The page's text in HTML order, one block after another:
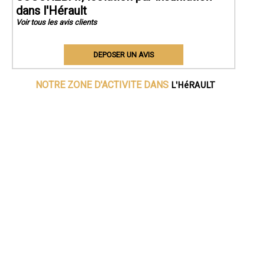
dans l'Hérault
Voir tous les avis clients
DEPOSER UN AVIS
NOTRE ZONE D'ACTIVITE DANS L'HéRAULT